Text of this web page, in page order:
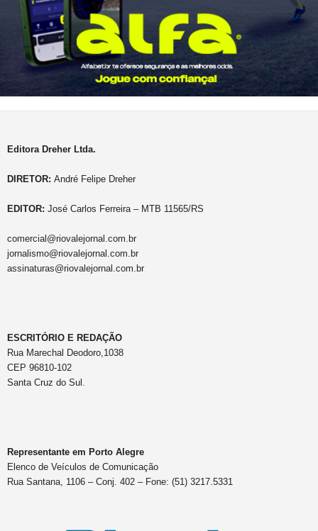
Editora Dreher Ltda.
DIRETOR: André Felipe Dreher
EDITOR: José Carlos Ferreira – MTB 11565/RS
comercial@riovalejornal.com.br
jornalismo@riovalejornal.com.br
assinaturas@riovalejornal.com.br
ESCRITÓRIO E REDAÇÃO
Rua Marechal Deodoro,1038
CEP 96810-102
Santa Cruz do Sul.
Representante em Porto Alegre
Elenco de Veículos de Comunicação
Rua Santana, 1106 – Conj. 402 – Fone: (51) 3217.5331